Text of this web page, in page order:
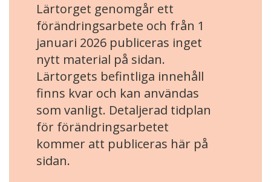
Lärtorget genomgår ett
förändringsarbete och från 1
januari 2026 publiceras inget
nytt material på sidan.
Lärtorgets befintliga innehåll
finns kvar och kan användas
som vanligt. Detaljerad tidplan
för förändringsarbetet
kommer att publiceras här på
sidan.